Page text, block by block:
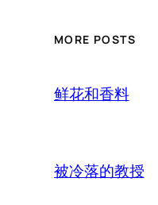
MORE POSTS
鲜花和香料
被冷落的教授